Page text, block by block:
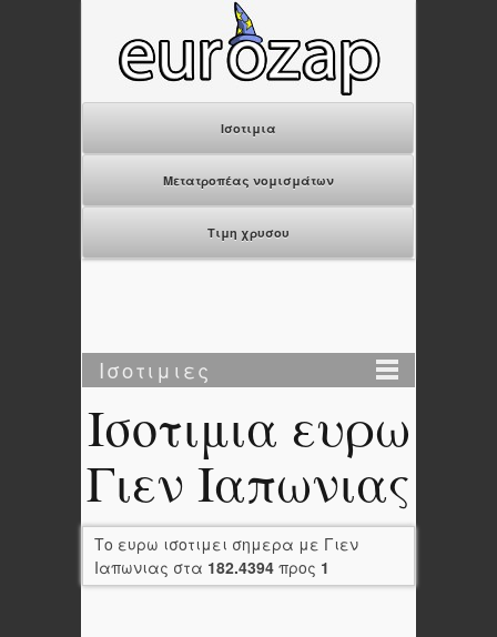
Ισοτιμια
Μετατροπέας νομισμάτων
Τιμη χρυσου
Ισοτιμιες
Ισοτιμια ευρω
Γιεν Ιαπωνιας
Το ευρω ισοτιμει σημερα με Γιεν
Ιαπωνιας στα 182.4394 προς 1